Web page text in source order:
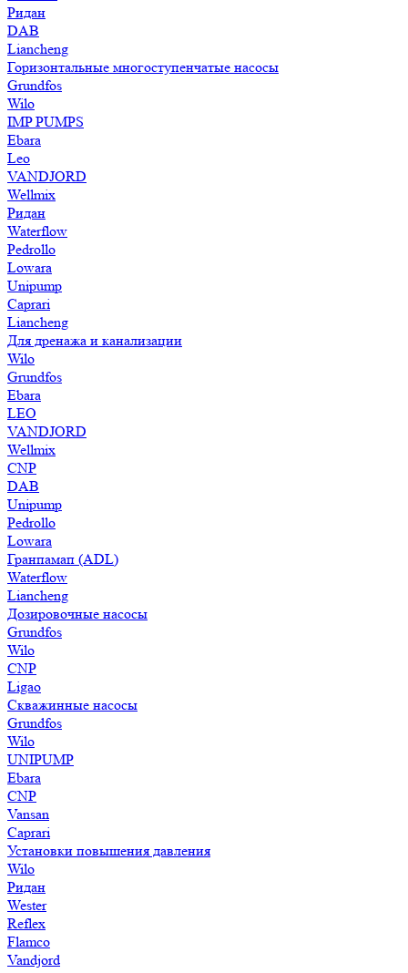
Ридан
DAB
Liancheng
Горизонтальные многоступенчатые насосы
Grundfos
Wilo
IMP PUMPS
Ebara
Leo
VANDJORD
Wellmix
Ридан
Waterflow
Pedrollo
Lowara
Unipump
Caprari
Liancheng
Для дренажа и канализации
Wilo
Grundfos
Ebara
LEO
VANDJORD
Wellmix
CNP
DAB
Unipump
Pedrollo
Lowara
Гранпамап (ADL)
Waterflow
Liancheng
Дозировочные насосы
Grundfos
Wilo
CNP
Ligao
Скважинные насосы
Grundfos
Wilo
UNIPUMP
Ebara
CNP
Vansan
Caprari
Установки повышения давления
Wilo
Ридан
Wester
Reflex
Flamco
Vandjord